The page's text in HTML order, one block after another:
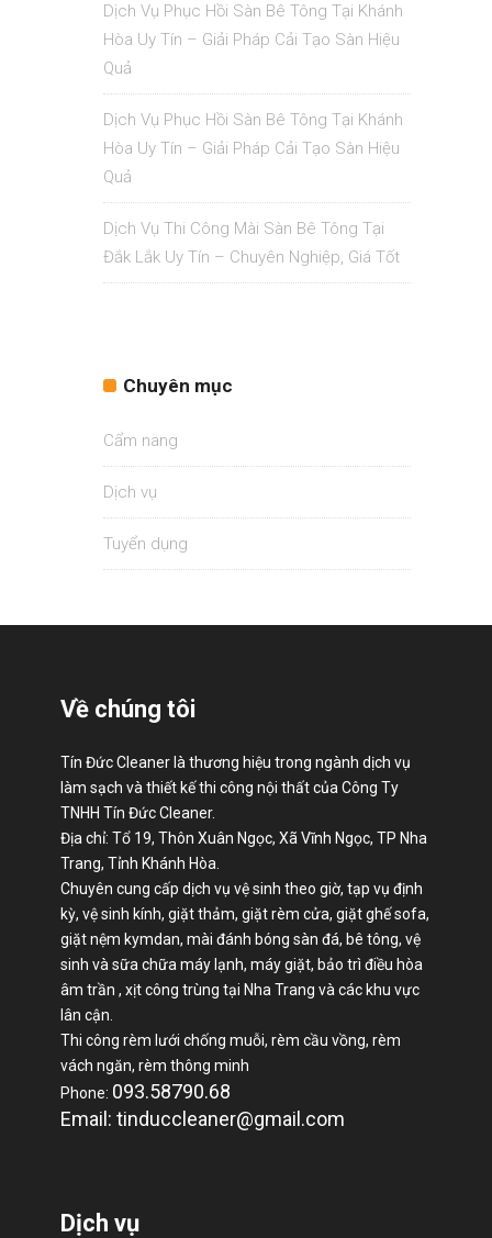
Dịch Vụ Phục Hồi Sàn Bê Tông Tại Khánh
Hòa Uy Tín – Giải Pháp Cải Tạo Sàn Hiệu
Quả
Dịch Vụ Phục Hồi Sàn Bê Tông Tại Khánh
Hòa Uy Tín – Giải Pháp Cải Tạo Sàn Hiệu
Quả
Dịch Vụ Thi Công Mài Sàn Bê Tông Tại
Đắk Lắk Uy Tín – Chuyên Nghiệp, Giá Tốt
Chuyên mục
Cẩm nang
Dịch vụ
Tuyển dụng
Về chúng tôi
Tín Đức Cleaner là thương hiệu trong ngành dịch vụ
làm sạch và thiết kế thi công nội thất của Công Ty
TNHH Tín Đức Cleaner.
Địa chỉ: Tổ 19, Thôn Xuân Ngọc, Xã Vĩnh Ngọc, TP Nha
Trang, Tỉnh Khánh Hòa.
Chuyên cung cấp dịch vụ vệ sinh theo giờ, tạp vụ định
kỳ, vệ sinh kính, giặt thảm, giặt rèm cửa, giặt ghế sofa,
giặt nệm kymdan, mài đánh bóng sàn đá, bê tông, vệ
sinh và sữa chữa máy lạnh, máy giặt, bảo trì điều hòa
âm trần , xịt công trùng tại Nha Trang và các khu vực
lân cận.
Thi công rèm lưới chống muỗi, rèm cầu vồng, rèm
vách ngăn, rèm thông minh
Phone: 093.58790.68
Email: tinduccleaner@gmail.com
Dịch vụ